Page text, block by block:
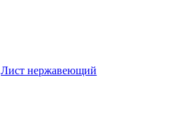
Лист нержавеющий